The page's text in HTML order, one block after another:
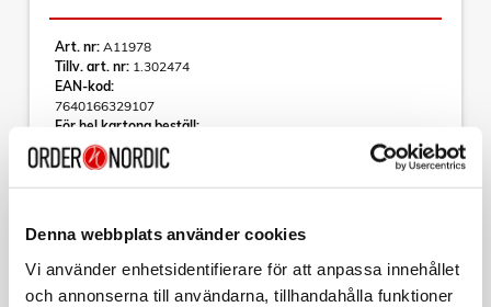
Denna webbplats använder cookies
Vi använder enhetsidentifierare för att anpassa innehållet
och annonserna till användarna, tillhandahålla funktioner
Art. nr: A11978
Tillv. art. nr: 1.302474
EAN-kod:
7640166329107
För hel kartong beställ:
20
SKROSS PRO Light USB AC45PD - World
snabbladdning PD USB-laddare (1 x USB C & 1 x USB)
PRO Light USB AC45PD - World säkerställer en enkel och
säker anslutning av 2- och 3-poliga enheter från hela världen
på mer än 200 destinationer.